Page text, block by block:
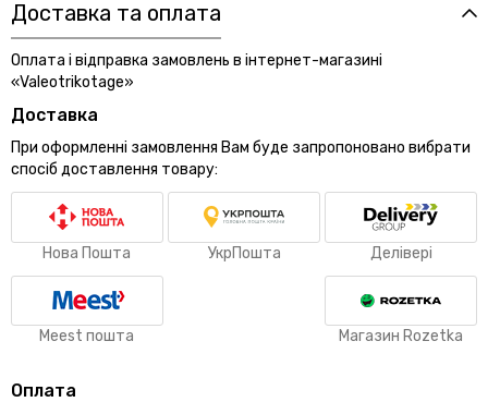
Доставка та оплата
Оплата і відправка замовлень в інтернет-магазині
«Valeotrikotage»
Доставка
При оформленні замовлення Вам буде запропоновано вибрати
спосіб доставлення товару:
Нова Пошта УкрПошта Делівері
Meest пошта Магазин Rozetka
Оплата